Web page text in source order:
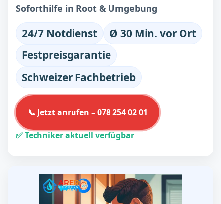
Soforthilfe in Root & Umgebung
24/7 Notdienst
Ø 30 Min. vor Ort
Festpreisgarantie
Schweizer Fachbetrieb
📞 Jetzt anrufen – 078 254 02 01
✅ Techniker aktuell verfügbar